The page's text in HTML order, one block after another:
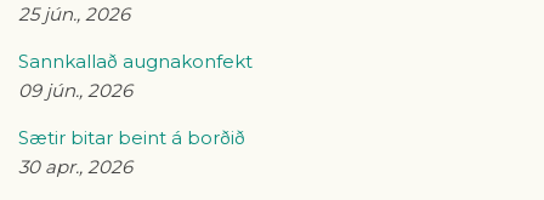
25 jún., 2026
Sannkallað augnakonfekt
09 jún., 2026
Sætir bitar beint á borðið
30 apr., 2026